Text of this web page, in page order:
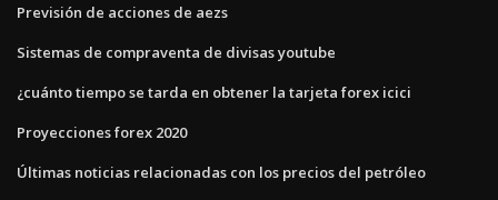
Previsión de acciones de aezs
Sistemas de compraventa de divisas youtube
¿cuánto tiempo se tarda en obtener la tarjeta forex icici
Proyecciones forex 2020
Últimas noticias relacionadas con los precios del petróleo